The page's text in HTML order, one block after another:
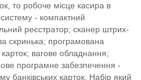
то робоче місце касира в
- компактний
реєстратор; сканер штрих-
скринька; програмована
карток; вагове обладнання;
програмне забезпечення -
банківських карток. Набір який